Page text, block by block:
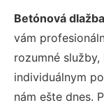
Betónová
vám
rozumné
individuálnym
nám ešte dnes.